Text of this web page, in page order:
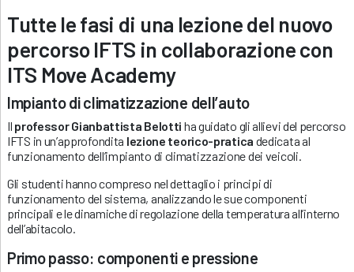
Tutte le fasi di una lezione del nuovo
percorso IFTS in collaborazione con
ITS Move Academy
Impianto di climatizzazione dell’auto
Il professor Gianbattista Belotti ha guidato gli allievi del percorso
IFTS in un’approfondita lezione teorico-pratica dedicata al
funzionamento dell’impianto di climatizzazione dei veicoli.
Gli studenti hanno compreso nel dettaglio i principi di
funzionamento del sistema, analizzando le sue componenti
principali e le dinamiche di regolazione della temperatura all’interno
dell’abitacolo.
Primo passo: componenti e pressione